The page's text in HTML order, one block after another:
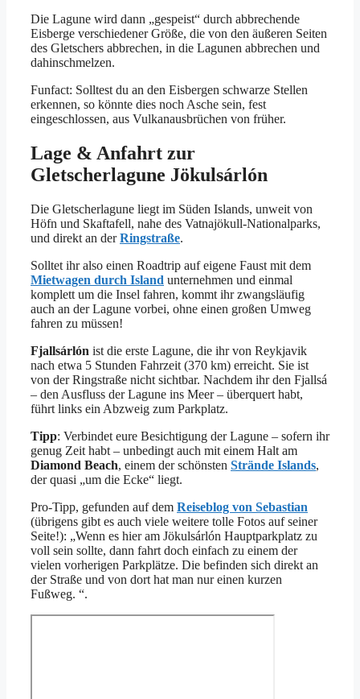
Die Lagune wird dann „gespeist“ durch abbrechende
Eisberge verschiedener Größe, die von den äußeren Seiten
des Gletschers abbrechen, in die Lagunen abbrechen und
dahinschmelzen.
Funfact: Solltest du an den Eisbergen schwarze Stellen
erkennen, so könnte dies noch Asche sein, fest
eingeschlossen, aus Vulkanausbrüchen von früher.
Lage & Anfahrt zur
Gletscherlagune Jökulsárlón
Die Gletscherlagune liegt im Süden Islands, unweit von
Höfn und Skaftafell, nahe des Vatnajökull-Nationalparks,
und direkt an derRingstraße.
Solltet ihr also einen Roadtrip auf eigene Faust mit dem
Mietwagen durch Island unternehmen und einmal
komplett um die Insel fahren, kommt ihr zwangsläufig
auch an der Lagune vorbei, ohne einen großen Umweg
fahren zu müssen!
Fjallsárlón ist die erste Lagune, die ihr von Reykjavik
nach etwa 5 Stunden Fahrzeit (370 km) erreicht. Sie ist
von der Ringstraße nicht sichtbar. Nachdem ihr den Fjallsá
– den Ausfluss der Lagune ins Meer – überquert habt,
führt links ein Abzweig zum Parkplatz.
Tipp: Verbindet eure Besichtigung der Lagune – sofern ihr
genug Zeit habt – unbedingt auch mit einem Halt am
Diamond Beach, einem der schönsten Strände Islands,
der quasi „um die Ecke“ liegt.
Pro-Tipp, gefunden auf dem Reiseblog von Sebastian
(übrigens gibt es auch viele weitere tolle Fotos auf seiner
Seite!): „Wenn es hier am Jökulsárlón Hauptparkplatz zu
voll sein sollte, dann fahrt doch einfach zu einem der
vielen vorherigen Parkplätze. Die befinden sich direkt an
der Straße und von dort hat man nur einen kurzen
Fußweg. “.